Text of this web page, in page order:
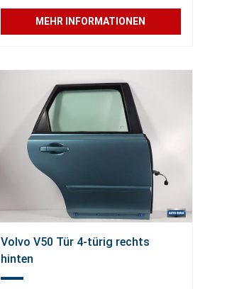
MEHR INFORMATIONEN
Volvo V50 Tür 4-türig rechts
hinten